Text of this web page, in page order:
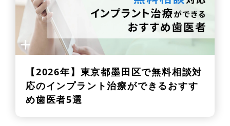
【2026年】 東京都墨田区で無料相談対
応のインプラント治療ができるおすす
め歯医者5選